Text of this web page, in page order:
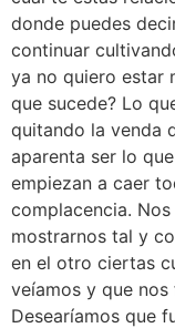
donde puedes
continuar
ya no quiero estar
que sucede? Lo
quitando la venda
aparenta ser lo
empiezan a caer
complacencia.
mostrarnos tal y
en el otro ciertas
veíamos y que
Desearíamos que